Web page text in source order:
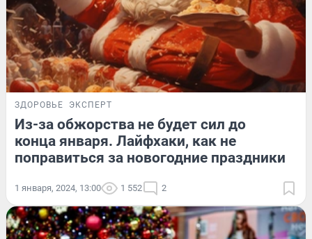
ЗДОРОВЬЕ ЭКСПЕРТ
Из-за обжорства не будет сил до
конца января. Лайфхаки, как не
поправиться за новогодние праздники
1 января, 2024, 13:00 1 552 2